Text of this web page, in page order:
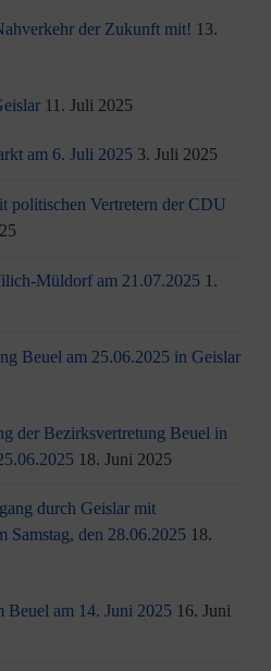
der Zukunft mit! 13.
11. Juli 2025
am 6. Juli 2025 3. Juli 2025
politischen Vertretern der CDU
Müldorf am 21.07.2025 1.
Beuel am 25.06.2025 in Geislar
der Bezirksvertretung Beuel in
18. Juni 2025
durch Geislar mit
Samstag, den 28.06.2025 18.
Beuel am 14. Juni 2025 16. Juni